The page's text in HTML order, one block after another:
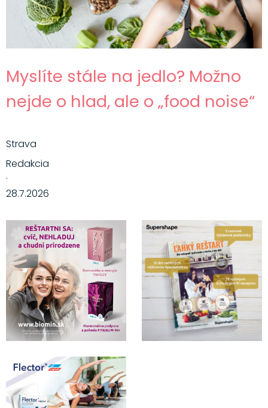
Myslíte stále na jedlo? Možno
nejde o hlad, ale o „food noise“
Strava
Redakcia
·
28.7.2026